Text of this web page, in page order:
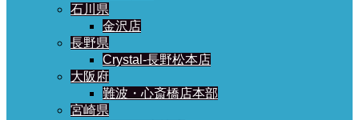
石川県
金沢店
長野県
Crystal-長野松本店
大阪府
難波・心斎橋店本部
宮崎県